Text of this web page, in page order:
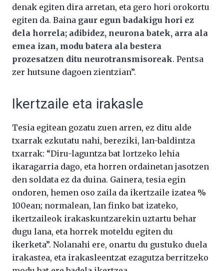
denak egiten dira arretan, eta gero hori orokortu
egiten da. Baina gaur egun badakigu hori ez
dela horrela; adibidez, neurona batek, arra ala
emea izan, modu batera ala bestera
prozesatzen ditu neurotransmisoreak. Pentsa
zer hutsune dagoen zientzian”.
Ikertzaile eta irakasle
Tesia egitean gozatu zuen arren, ez ditu alde
txarrak ezkutatu nahi, bereziki, lan-baldintza
txarrak: “Diru-laguntza bat lortzeko lehia
ikaragarria dago, eta horren ordainetan jasotzen
den soldata ez da duina. Gainera, tesia egin
ondoren, hemen oso zaila da ikertzaile izatea %
100ean; normalean, lan finko bat izateko,
ikertzaileok irakaskuntzarekin uztartu behar
dugu lana, eta horrek moteldu egiten du
ikerketa”. Nolanahi ere, onartu du gustuko duela
irakastea, eta irakasleentzat ezagutza berritzeko